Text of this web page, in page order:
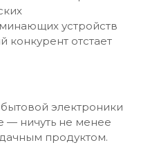
устройств
конкурент отстает
электроники
— ничуть не менее
продуктом.